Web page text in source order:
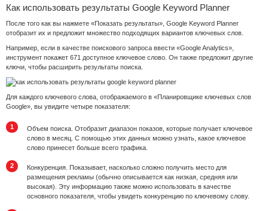
Как использовать результаты Google Keyword Planner
После того как вы нажмете «Показать результаты», Google Keyword Planner
отобразит их и предложит множество подходящих вариантов ключевых слов.
Например, если в качестве поискового запроса ввести «Google Analytics»,
инструмент покажет 671 доступное ключевое слово. Он также предложит другие
ключи, чтобы расширить результаты поиска.
Для каждого ключевого слова, отображаемого в «Планировщике ключевых слов
Google», вы увидите четыре показателя:
Объем поиска. Отобразит диапазон показов, которые получает ключевое
слово в месяц. С помощью этих данных можно узнать, какое ключевое
слово принесет больше всего трафика.
Конкуренция. Показывает, насколько сложно получить место для
размещения рекламы (обычно описывается как низкая, средняя или
высокая). Эту информацию также можно использовать в качестве
основного показателя, чтобы увидеть конкуренцию по ключевому слову.